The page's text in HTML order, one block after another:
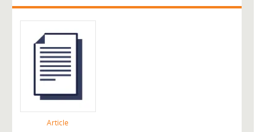
Article